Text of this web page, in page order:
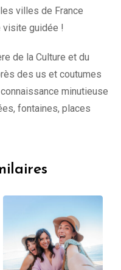
villes de France
visite guidée !
de la Culture et du
des us et coutumes
minutieuse
fontaines, places